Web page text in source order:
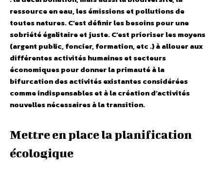
ressource en eau, les émissions et pollutions de
toutes natures. C’est définir les besoins pour une
sobriété égalitaire et juste. C’est prioriser les moyens
(argent public, foncier, formation, etc .) à allouer aux
différentes activités humaines et secteurs
économiques pour donner la primauté à la
bifurcation des activités existantes considérées
comme indispensables et à la création d’activités
nouvelles nécessaires à la transition.
Mettre en place la planification
écologique